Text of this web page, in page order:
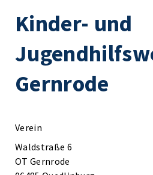
Kinder- und
Gernrode
Verein
Waldstraße 6
OT Gernrode